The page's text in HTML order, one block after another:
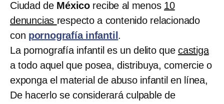
Ciudad de México recibe al menos 10
denuncias respecto a contenido relacionado
con pornografía infantil .
La pornografía infantil es un delito que castiga
a todo aquel que posea, distribuya, comercie o
exponga el material de abuso infantil en línea,
De hacerlo se considerará culpable de